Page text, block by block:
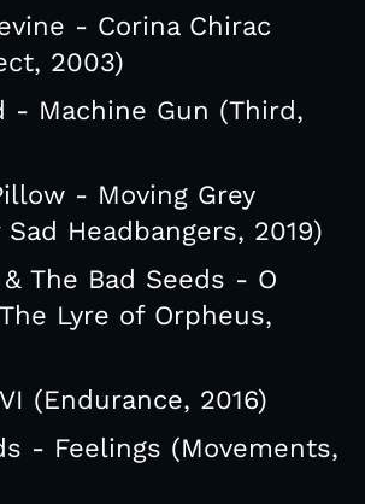
- Corina Chirac
2003)
- Machine Gun (Third,
- Moving Grey
Headbangers, 2019)
The Bad Seeds - O
Lyre of Orpheus,
(Endurance, 2016)
- Feelings (Movements,